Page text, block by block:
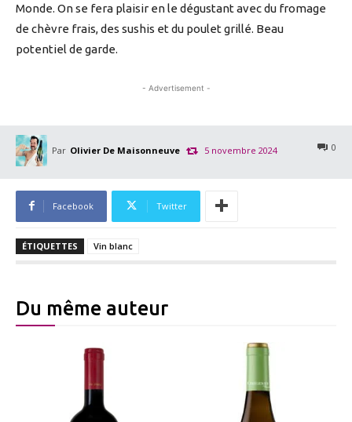
Monde. On se fera plaisir en le dégustant avec du fromage
de chèvre frais, des sushis et du poulet grillé. Beau
potentiel de garde.
- Advertisement -
Par Olivier De Maisonneuve 0
5 novembre 2024
Facebook Twitter
ÉTIQUETTES Vin blanc
Du même auteur